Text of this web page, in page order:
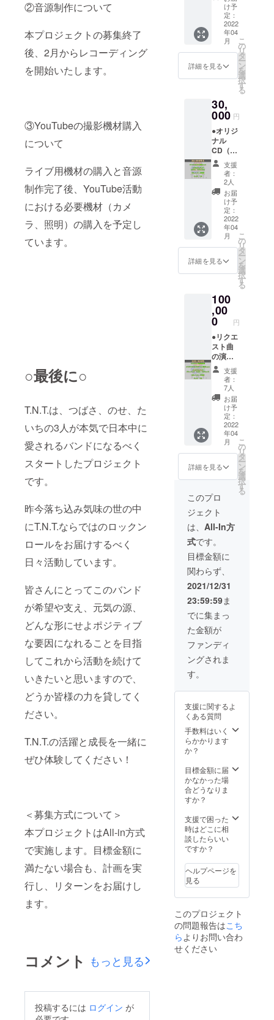
②音源制作について
本プロジェクトの募集終了
後、2月からレコーディング
を開始いたします。
③YouTubeの撮影機材購入
について
ライブ用機材の購入と音源
制作完了後、YouTube活動
における必要機材（カメ
ラ、照明）の購入を予定し
ています。
○最後に○
T.N.T.は、つばさ、のせ、た
いちの3人が本気で日本中に
愛されるバンドになるべく
スタートしたプロジェクト
です。
昨今落ち込み気味の世の中
にT.N.T.ならではのロックン
ロールをお届けするべく
日々活動しています。
皆さんにとってこのバンド
が希望や支え、元気の源、
どんな形にせよポジティブ
な要因になれることを目指
してこれから活動を続けて
いきたいと思いますので、
どうか皆様の力を貸してく
ださい。
T.N.T.の活躍と成長を一緒に
ぜひ体験してください！
＜募集方式について＞
本プロジェクトはAll-in方式
で実施します。目標金額に
満たない場合も、計画を実
行し、リターンをお届けし
ます。
コメント もっと見る
投稿するには ログイン が
イト / ブ
ラック
（どち
らかお
選びく
い）
・サ
120 〜
XXXL
・素
材
：綿
100％
・選
択表
示：タ
グに記
載あり
●クラウ
ドファ
ンディ
ング限
ジナル
グッ
T.N.T.の
ロゴ
マーク
入り！
ライブ
などで
ぜひ活
用して
くださ
い！
・カ
ラー
：イエ
ロー / ピ
ンク
（どち
選びく
ださ
・サ
イ
ズ ：
フェイ
スタオ
ル（縦
約33cm
× 横約
85cm）
・素
材
：綿
100％
・洗
濯表
示：タ
グに記
載あり
セージ
動画
感謝の
気持ち
を込め
て、あ
画で
メッ
セージ
す！
（※動画
はファ
イル形
式でお
送りし
す。）
●サイン
入り
チェキ
1枚
クラウ
ドファ
ナル
グッ
ズ：T
シャツB
日常
でも着
ていた
ザイン
にしま
(裏面は
無地と
なりま
す) ・
ラー
：ホワ
イト / ブ
ラック
（どち
らかお
選びく
い）
・サ
120 〜
XXXL
・素
：綿
100％
・選
択表
示：タ
グに記
載あり
ラウド
ファン
ディン
グ限定
ナル
グッ
オル
T.N.T.の
ロゴ
マーク
ライブ
などで
ぜひ活
用して
くださ
い！
・カ
ラー
：イエ
ロー / ピ
ンク
（どち
らかお
い）
・サ
イ
ズ ：
フェイ
スタオ
× 横約
85cm）
・素
100％
・洗
濯表
示：タ
載あり
メッ
セージ
動画
感謝の
気持ち
を込め
て、あ
HT ・
A Walk
Date
・感
動的初
期衝動
スキー
・春
と夏と
秋と冬
と ●ク
ラウド
ファン
ディン
グ限定
オリジ
ナル
グッ
ズ：T
シャツA
日常
でも着
ていた
ザイン
にしま
した！
(裏面は
無地と
なりま
す) ・
カ
ラー
：ホワ
イト / ブ
ラック
（どち
らかお
選びく
ださ
い）
・サ
120 〜
・素
材
100％
・選
択表
示：タ
グに記
●クラウ
ドファ
ンディ
ング限
定オリ
ジナル
グッ
プ
T.N.T.の
ロゴ
マーク
入りマ
グカッ
個別の
メッ
セージ
気持ち
を込め
て、あ
なただ
画で
セージ
をお送
す！
（※動画
はファ
イル形
予定の
オリジ
ナルCD
です！8
曲収録
予定！
〈収
録予定
曲〉
・$10
Love
Parade
Story
・
Decalc
omanie
・
Monste
r ・
TONIG
HT ・
A Walk
Date
・感
動的初
期衝動
スキー
・春
と夏と
秋と冬
と ●ク
ラウド
ファン
ディン
グ限定
オリジ
ナル
グッ
ズ：T
シャツB
日常
でも着
ていた
だける
ザイン
にしま
した！
(裏面は
無地と
なりま
す) ・
カ
ラー
：ホワ
イト / ブ
ラック
（どち
らかお
選びく
ださ
い）
・サ
120 〜
XXXL
・素
材
：綿
100％
示：タ
グに記
載あり
セージ
動画
感謝の
気持ち
て、あ
なただ
けに動
画で
セージ
をお送
りしま
す！
（※動画
け予
定：
2022
年04
月
詳細を見る
こ
の
リ
タ
ー
ン
を
選
択
す
る
30,
000 円
●オリジ
ナル
CD（通
常ver）
支援
をもと
に制作
予定の
オリジ
ナルCD
です！8
曲収録
予定！
〈収
録予定
曲〉
・$10
Love
Parade
Story
・
Decalc
omanie
・
Monste
r ・
TONIG
HT ・
A Walk
Date
・感
動的初
期衝動
・グ
レッチ
とウイ
スキー
・春
と夏と
秋と冬
と ●ク
ラウド
ファン
ディン
グ限定
オリジ
ナル
グッ
ズ：タ
オル
T.N.T.の
ロゴ
マーク
入り！
ぜひ活
くださ
い！
・カ
ラー
：イエ
ンク
（どち
らかお
選びく
い）
・サ
イ
ズ ：
スタオ
ル（縦
約33cm
× 横約
・素
材
：綿
100％
・洗
支援
者：
2人
お届
け予
定：
2022
年04
月
詳細を見る
こ
の
リ
タ
ー
ン
を
選
択
す
る
100
,00
0 円
●リクエ
スト曲
の演奏
動画
あなた
のリク
エスト
にお応
えして3
人が実
際にそ
の曲を
演奏し
ている
様子を
動画で
お届け
しま
す！
※リクエ
スト専
用
フォー
ムの
URLを
お送り
しま
す。 ●
オリジ
ナル
CD（C
AMPFI
RE 限定
ver）
に制作
オリジ
ナルCD
です！
通常
verの8
ラウド
ファン
ディン
グ限定
収録予
定！
〈収録
予定
・$10
Love
Parade
Story
Decalc
omanie
・
Monste
r ・
支援
者：
7人
お届
け予
定：
2022
年04
月
詳細を見る
こ
の
リ
タ
ー
ン
を
選
択
す
る
このプロ
ジェクト
は、 All-In方
式です。
目標金額に
関わらず、
2021/12/31
23:59:59ま
でに集まっ
た金額が
ファンディ
ングされま
す。
支援に関するよ
くある質問
手数料はいく
らかかります
か？
目標金額に届
かなかった場
合どうなりま
すか？
支援で困った
時はどこに相
談したらいい
ですか？
ヘルプページを
見る
このプロジェクト
の問題報告はこち
らよりお問い合わ
せください